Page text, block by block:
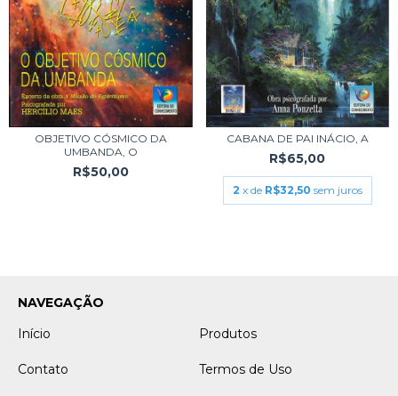
OBJETIVO CÓSMICO DA
UMBANDA, O
R$50,00
CABANA DE PAI INÁCIO, A
R$65,00
2 x de R$32,50 sem juros
NAVEGAÇÃO
Início
Produtos
Contato Termos de Uso